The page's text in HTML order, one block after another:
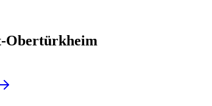
Obertürkheim